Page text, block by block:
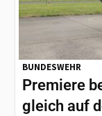
BUNDESWEHR
Premiere
gleich auf